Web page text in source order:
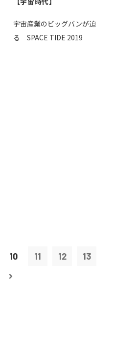
宇宙産業のビッグバンが迫
る SPACE TIDE 2019
10 11 12 13